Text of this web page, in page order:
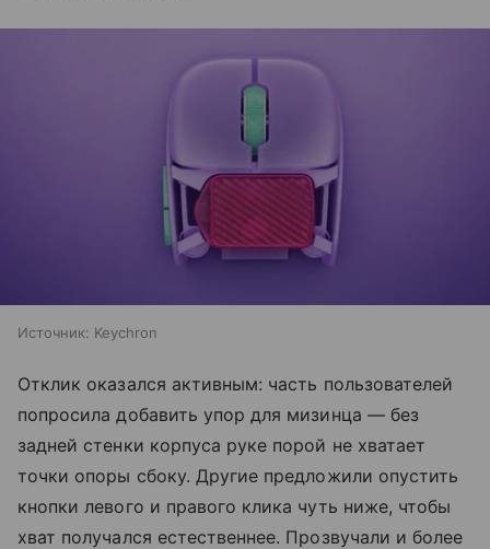
Источник: Keychron
Отклик оказался активным: часть пользователей
попросила добавить упор для мизинца — без
задней стенки корпуса руке порой не хватает
точки опоры сбоку. Другие предложили опустить
кнопки левого и правого клика чуть ниже, чтобы
хват получался естественнее. Прозвучали и более